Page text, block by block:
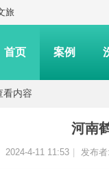
旅
首页 案例
看内容
河南
2024-4-11 11:53 发布